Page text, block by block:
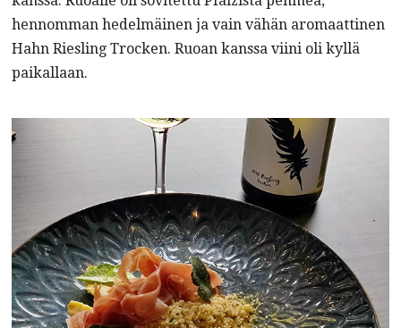
hennomman hedelmäinen ja vain vähän aromaattinen
Hahn Riesling Trocken. Ruoan kanssa viini oli kyllä
paikallaan.